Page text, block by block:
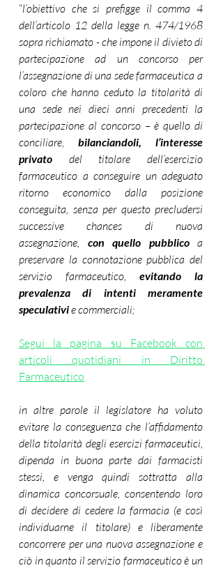
“l’obiettivo che si prefigge il comma 4
dell’articolo 12 della legge n. 474/1968
sopra richiamato - che impone il divieto di
partecipazione ad un concorso per
l’assegnazione di una sede farmaceutica a
coloro che hanno ceduto la titolarità di
una sede nei dieci anni precedenti la
partecipazione al concorso – è quello di
conciliare,
bilanciandoli, l’interesse
privato del titolare dell’esercizio
farmaceutico a conseguire un adeguato
ritorno economico dalla posizione
conseguita, senza per questo precludersi
successive chances di nuova
assegnazione, con quello pubblico a
preservare la connotazione pubblica del
servizio farmaceutico, evitando la
prevalenza di intenti meramente
speculativi e commerciali;
Segui la pagina su Facebook con
articoli quotidiani in Diritto
Farmaceutico
in altre parole il legislatore ha voluto
evitare la conseguenza che l’affidamento
della titolarità degli esercizi farmaceutici,
dipenda in buona parte dai farmacisti
stessi, e venga quindi sottratta alla
dinamica concorsuale, consentendo loro
di decidere di cedere la farmacia (e così
individuarne il titolare) e liberamente
concorrere per una nuova assegnazione e
ciò in quanto il servizio farmaceutico è un